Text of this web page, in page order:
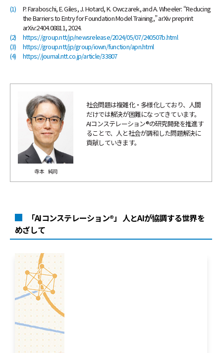
(1)
P. Faraboschi, E. Giles, J. Hotard, K. Owczarek, and A. Wheeler: “Reducing
the Barriers to Entry for Foundation Model Training,” arXiv preprint
arXiv:2404.08811, 2024.
(2)
https://group.ntt/jp/newsrelease/2024/05/07/240507b.html
(3)
https://group.ntt/jp/group/iown/function/apn.html
(4)
https://journal.ntt.co.jp/article/33807
寺本 純司
社会問題は複雑化・多様化しており、人間
だけでは解決が困難になってきています。
AIコンステレーション®の研究開発を推進す
ることで、人と社会が調和した問題解決に
貢献していきます。
「AIコンステレーション®」 ――人とAIが協調する世界を
めざして